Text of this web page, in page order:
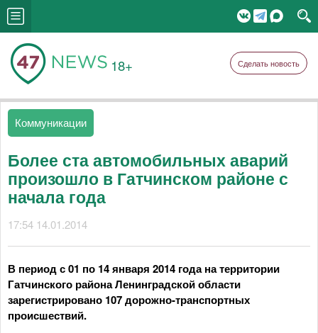
18+ Сделать новость
Коммуникации
Более ста автомобильных аварий
произошло в Гатчинском районе с
начала года
17:54 14.01.2014
В период с 01 по 14 января 2014 года на территории
Гатчинского района Ленинградской области
зарегистрировано 107 дорожно-транспортных
происшествий.